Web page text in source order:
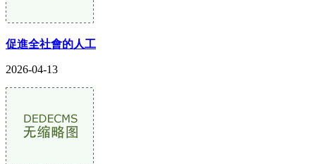
促進全社會的人工
2026-04-13